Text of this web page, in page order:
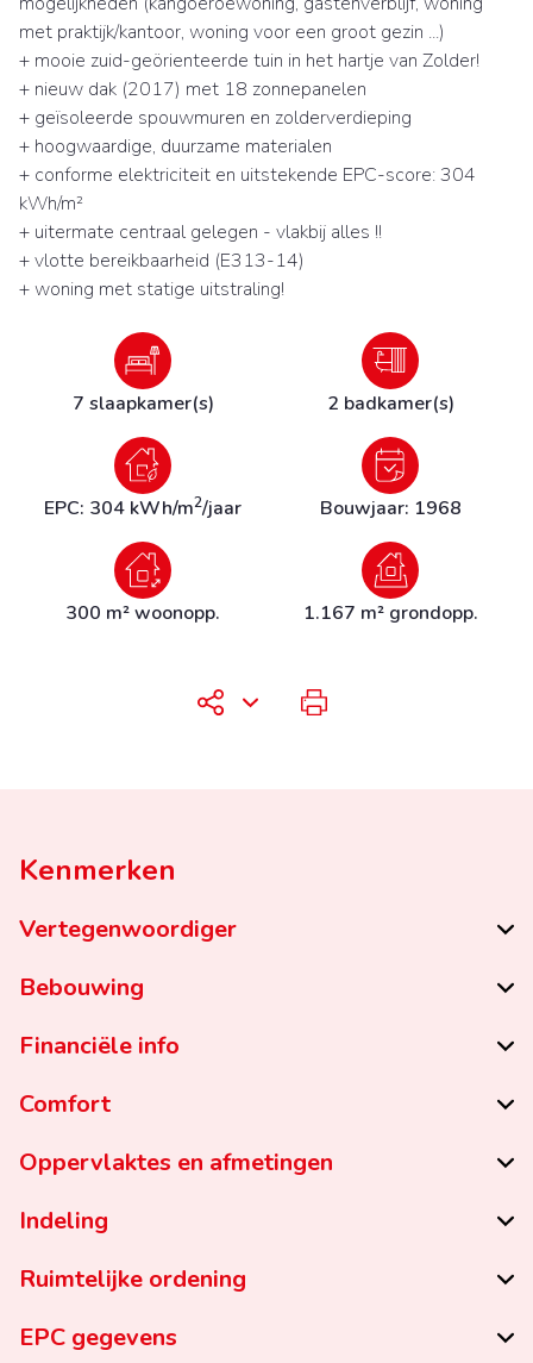
met praktijk/kantoor, woning voor een groot gezin ...)
+ mooie zuid-geörienteerde tuin in het hartje van Zolder!
+ nieuw dak (2017) met 18 zonnepanelen
+ geïsoleerde spouwmuren en zolderverdieping
+ hoogwaardige, duurzame materialen
+ conforme elektriciteit en uitstekende EPC-score: 304
kWh/m²
+ uitermate centraal gelegen - vlakbij alles !!
+ vlotte bereikbaarheid (E313-14)
+ woning met statige uitstraling!
7 slaapkamer(s) 2 badkamer(s)
EPC: 304 kWh/m2/jaar Bouwjaar: 1968
300 m² woonopp. 1.167 m² grondopp.
Kenmerken
Vertegenwoordiger
Bebouwing
Financiële info
Comfort
Oppervlaktes en afmetingen
Indeling
Ruimtelijke ordening
EPC gegevens